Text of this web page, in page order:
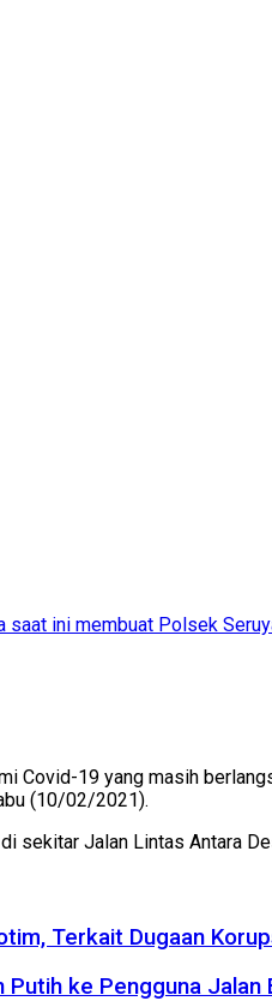
ini membuat Polsek
Covid-19 yang masih
(10/02/2021).
Jalan Lintas Antara
Terkait Dugaan
ke Pengguna